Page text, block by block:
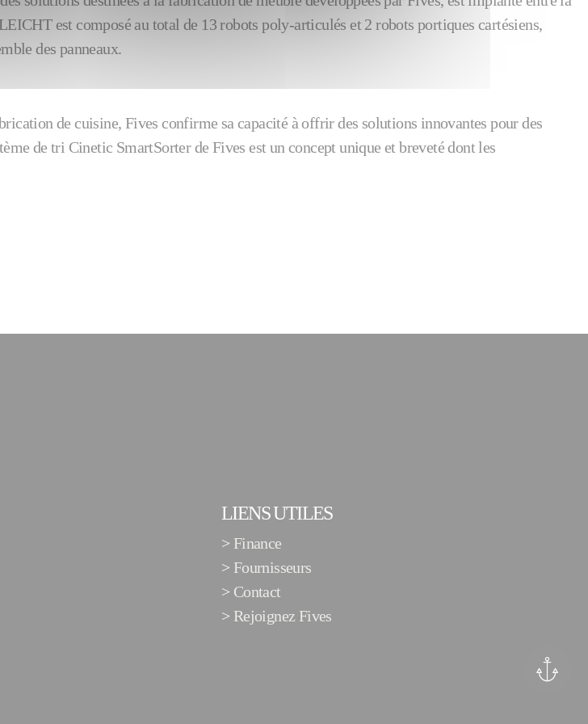
est composé au total de 13 robots poly-articulés et 2 robots portiques cartésiens,
des panneaux.
de cuisine, Fives confirme sa capacité à offrir des solutions innovantes pour des
de tri Cinetic SmartSorter de Fives est un concept unique et breveté dont les
LIENS UTILES
> Finance
> Fournisseurs
> Contact
> Rejoignez Fives